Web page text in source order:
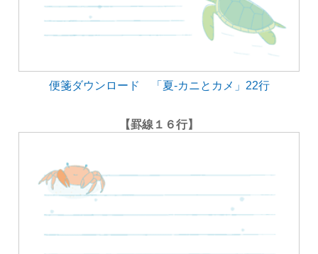
便箋ダウンロード 「夏-カニとカメ」22行
【罫線１６行】